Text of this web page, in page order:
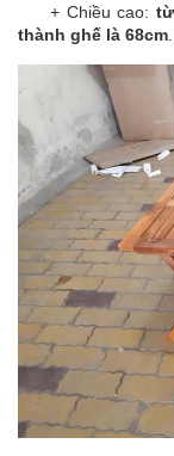
+ Chiều cao:
thành ghế là 68cm